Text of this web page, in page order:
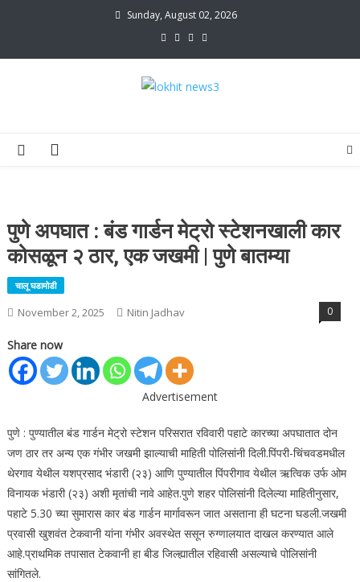
Sunday, August 02, 2026
पुणे अपघात : बंड गार्डन मेट्रो स्टेशनखाली कार
कोसळून २ ठार, एक जखमी | पुणे बातम्या
चालू घडामोडी
November 2, 2025 Nitin Jadhav 0
Share now
Advertisement
पुणे : पुण्यातील बंड गार्डन मेट्रो स्टेशन परिसरात रविवारी पहाटे कारच्या अपघातात दोन
जण ठार तर अन्य एक गंभीर जखमी झाल्याची माहिती पोलिसांनी दिली.पिंपरी-चिंचवडमधील
थेरगाव येथील यशप्रसाद भंडारी (२३) आणि पुण्यातील पिंपरीगाव येथील ऋत्विक उर्फ ​​ओम
विनायक भंडारी (२३) अशी मृतांची नावे आहेत.पुणे शहर पोलिसांनी दिलेल्या माहितीनुसार,
पहाटे 5.30 च्या सुमारास कार बंड गार्डन मार्गावरून जात असताना ही घटना घडली.जखमी
प्रवासी खुशवंत टेकवानी यांना गंभीर अवस्थेत ससून रुग्णालयात दाखल करण्यात आले
आहे.प्राथमिक तपासात टेकवानी हा बीड जिल्ह्यातील रहिवासी असल्याचे पोलिसांनी
सांगितले.